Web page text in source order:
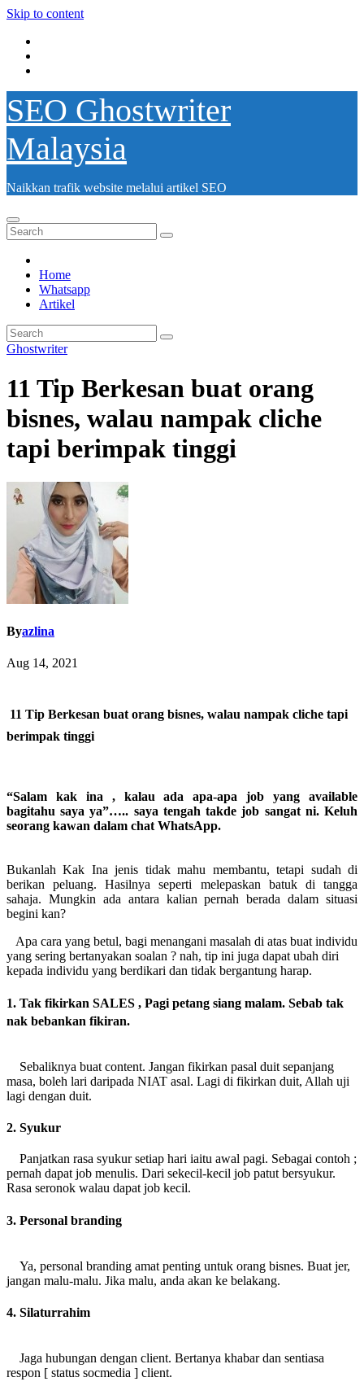
Skip to content
SEO Ghostwriter
Malaysia
Naikkan trafik website melalui artikel SEO
Home
Whatsapp
Artikel
Ghostwriter
11 Tip Berkesan buat orang
bisnes, walau nampak cliche
tapi berimpak tinggi
Byazlina
Aug 14, 2021
11 Tip Berkesan buat orang bisnes, walau nampak cliche tapi
berimpak tinggi
“Salam kak ina , kalau ada apa-apa job yang available
bagitahu saya ya”….. saya tengah takde job sangat ni. Keluh
seorang kawan dalam chat WhatsApp.
Bukanlah Kak Ina jenis tidak mahu membantu, tetapi sudah di
berikan peluang. Hasilnya seperti melepaskan batuk di tangga
sahaja. Mungkin ada antara kalian pernah berada dalam situasi
begini kan?
Apa cara yang betul, bagi menangani masalah di atas buat individu
yang sering bertanyakan soalan ? nah, tip ini juga dapat ubah diri
kepada individu yang berdikari dan tidak bergantung harap.
1. Tak fikirkan SALES , Pagi petang siang malam. Sebab tak
nak bebankan fikiran.
Sebaliknya buat content. Jangan fikirkan pasal duit sepanjang
masa, boleh lari daripada NIAT asal. Lagi di fikirkan duit, Allah uji
lagi dengan duit.
2. Syukur
Panjatkan rasa syukur setiap hari iaitu awal pagi. Sebagai contoh ;
pernah dapat job menulis. Dari sekecil-kecil job patut bersyukur.
Rasa seronok walau dapat job kecil.
3. Personal branding
Ya, personal branding amat penting untuk orang bisnes. Buat jer,
jangan malu-malu. Jika malu, anda akan ke belakang.
4. Silaturrahim
Jaga hubungan dengan client. Bertanya khabar dan sentiasa
respon [ status socmedia ] client.